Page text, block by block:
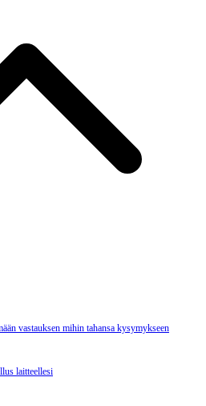
vastauksen mihin tahansa kysymykseen
laitteellesi